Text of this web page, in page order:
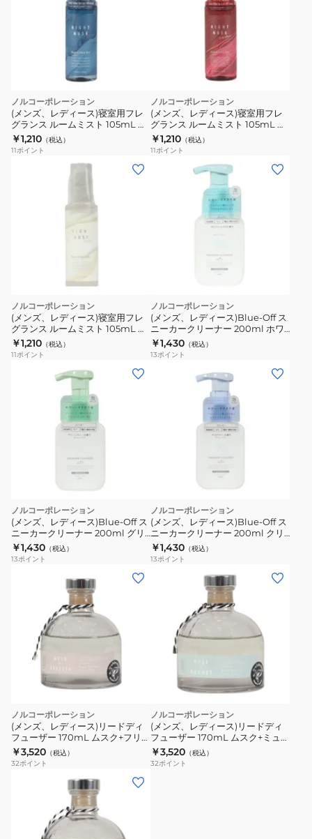
ノルコーポレーション
(メンズ、レディース)寝室用フレ
グランス ルームミスト 105mL ナ
イトムスク MRN0201
￥1,210 （税込）
11ポイント
ノルコーポレーション
(メンズ、レディース)寝室用フレ
グランス ルームミスト 105mL ナ
イトムスク エンスロルメント
MRN0501
￥1,210 （税込）
11ポイント
ノルコーポレーション
(メンズ、レディース)寝室用フレ
グランス ルームミスト 105mL ソ
フトリー MRN0801
￥1,210 （税込）
11ポイント
ノルコーポレーション
(メンズ、レディース)Blue-Off ス
ニーカークリーナー 200ml ホワ
イトムスク BLU0601
￥1,430 （税込）
13ポイント
ノルコーポレーション
(メンズ、レディース)Blue-Off ス
ニーカークリーナー 200ml グリ
ーンティー BLU0602
￥1,430 （税込）
13ポイント
ノルコーポレーション
(メンズ、レディース)Blue-Off ス
ニーカークリーナー 200ml クリ
アリリー BLU0603
￥1,430 （税込）
13ポイント
ノルコーポレーション
(メンズ、レディース)リードディ
フューザー 170mL ムスク+フリー
ジア MRM1701
￥3,520 （税込）
32ポイント
ノルコーポレーション
(メンズ、レディース)リードディ
フューザー 170mL ムスク+ミュゲ
MRM1702
￥3,520 （税込）
32ポイント